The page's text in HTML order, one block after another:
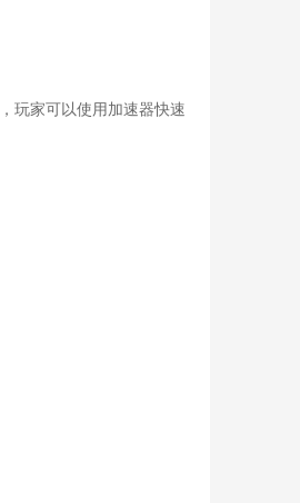
玩家可以使用加速器快速